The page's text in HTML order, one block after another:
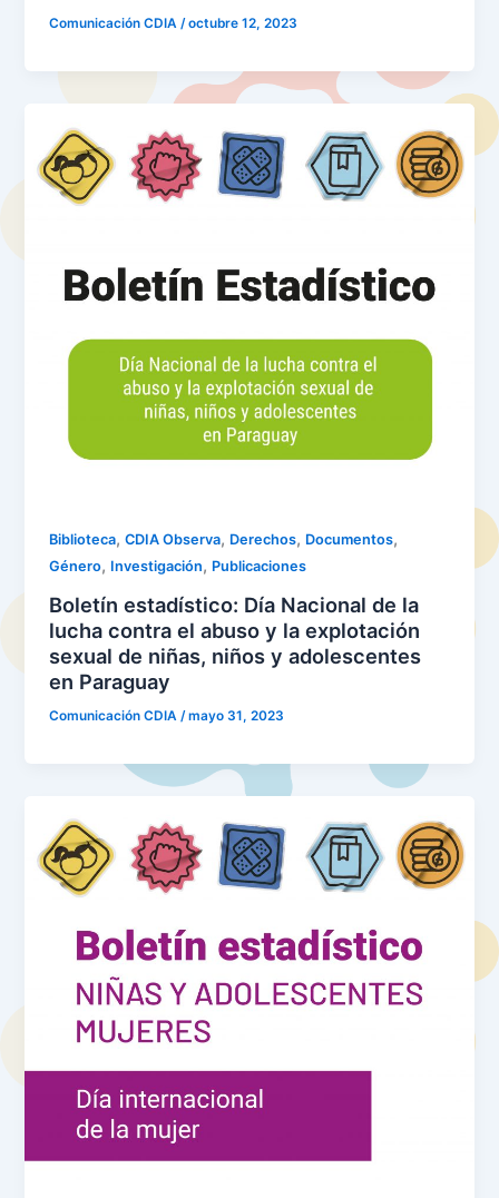
Comunicación CDIA/octubre 12, 2023
Biblioteca,CDIA Observa, Derechos, Documentos,
Género, Investigación, Publicaciones
Boletín estadístico: Día Nacional de la
lucha contra el abuso y la explotación
sexual de niñas, niños y adolescentes
en Paraguay
Comunicación CDIA/mayo 31, 2023